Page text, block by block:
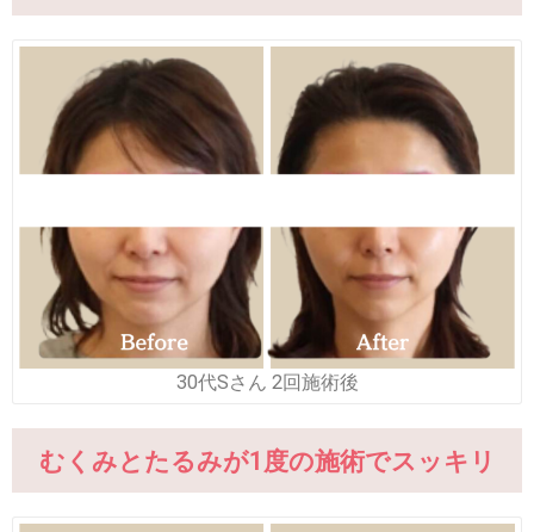
30代Sさん 2回施術後
むくみとたるみが1度の施術でスッキリ